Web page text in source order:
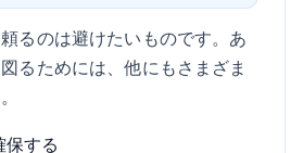
るのは避けたいものです。あ
るためには、他にもさまざま
する